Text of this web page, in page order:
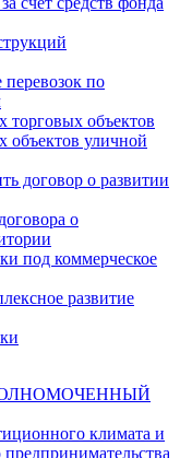
по
торговых объектов
объектов уличной
договор о развитии
о
под коммерческое
развитие
климата и